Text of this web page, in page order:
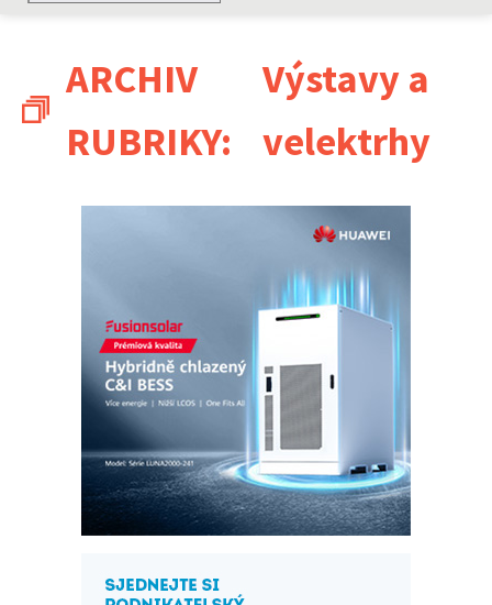
ARCHIV
RUBRIKY:
Výstavy a
velektrhy